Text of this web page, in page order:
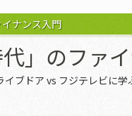
ナンス入門
代」のファ
イブドア vs フジテレビに学